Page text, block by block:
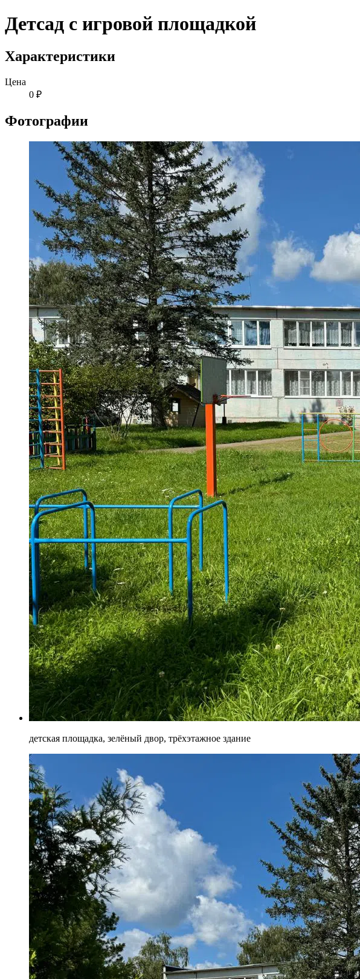
Детсад с игровой площадкой
Характеристики
Цена
0 ₽
Фотографии
детская площадка, зелёный двор, трёхэтажное здание